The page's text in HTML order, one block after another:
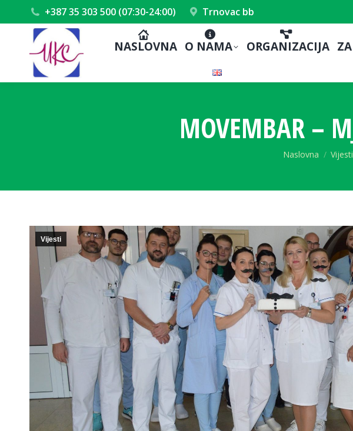
+387 35 303 500 (07:30-24:00) Trnovac bb
NASLOVNA O NAMA ORGANIZACIJA
MOVEMBAR –
You are here:
Naslovna Vijesti
Vijesti